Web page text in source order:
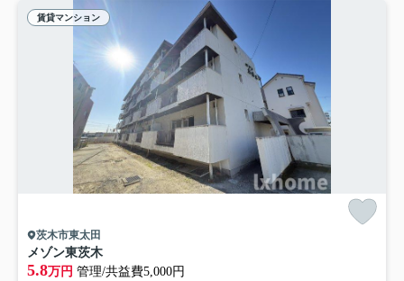
賃貸マンション
茨木市東太田
メゾン東茨木
5.8万円 管理/共益費5,000円